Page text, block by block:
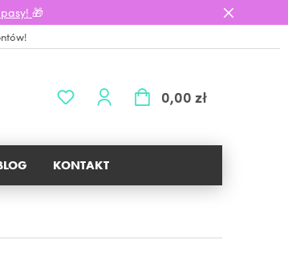
🎁
0,00 zł
KONTAKT